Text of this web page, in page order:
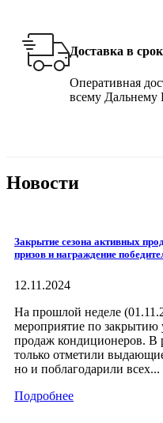
Доставка в срок
Оперативная
всему Дальнему
Новости
Закрытие сезона активных
призов и награждение
12.11.2024
На прошлой неделе
мероприятие по закрытию
продаж кондиционеров. В
только отметили
но и поблагодарили всех...
Подробнее